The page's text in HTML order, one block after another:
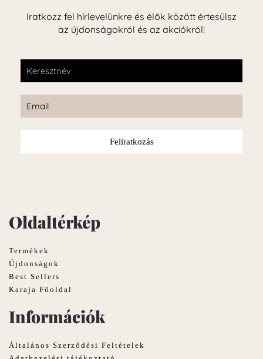
Iratkozz fel hírlevelünkre és élők között értesülsz
az újdonságokról és az akciókról!
Feliratkozás
Oldaltérkép
Termékek
Újdonságok
Best Sellers
Karaja Főoldal
Információk
Általános Szerződési Feltételek